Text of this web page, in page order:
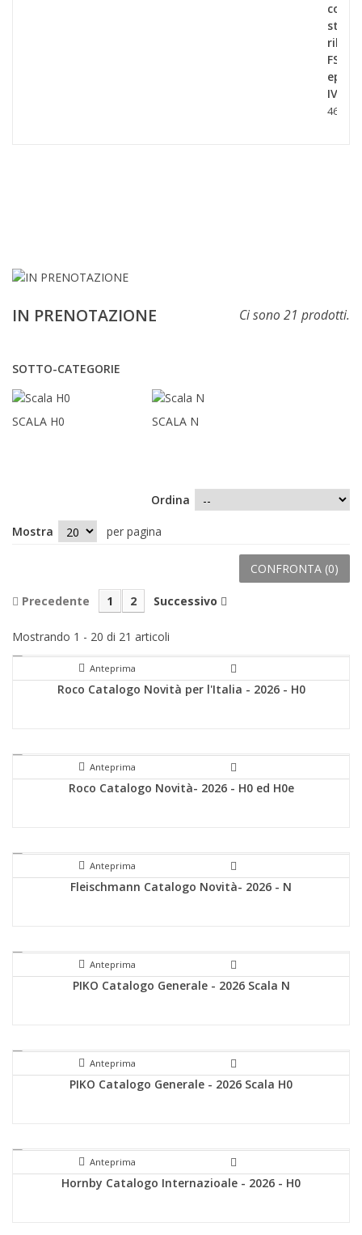
con
stanti
FS,
ep
IV.
46,90 €
IN PRENOTAZIONE Ci sono 21 prodotti.
SOTTO-CATEGORIE
SCALA H0 SCALA N
Ordina
Mostra per pagina
CONFRONTA (0)
Precedente 1 2 Successivo
Mostrando 1 - 20 di 21 articoli
Anteprima
Roco Catalogo Novità per l'Italia - 2026 - H0
Anteprima
Roco Catalogo Novità- 2026 - H0 ed H0e
Anteprima
Fleischmann Catalogo Novità- 2026 - N
Anteprima
PIKO Catalogo Generale - 2026 Scala N
Anteprima
PIKO Catalogo Generale - 2026 Scala H0
Anteprima
Hornby Catalogo Internazioale - 2026 - H0